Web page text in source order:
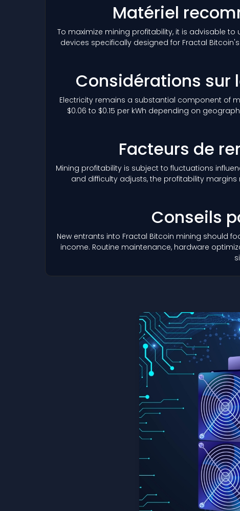
Matériel
To maximize mining profitability, it is advisable to
devices specifically designed for Fractal
Considérations sur
Electricity remains a substantial component of
$0.06 to $0.15 per kWh depending on
Facteurs de
Mining profitability is subject to fluctuations
and difficulty adjusts, the profitability
Conseils
New entrants into Fractal Bitcoin mining should
income. Routine maintenance, hardware